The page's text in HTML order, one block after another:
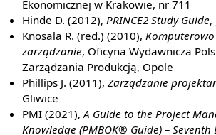
Ekonomicznej w Krakowie, nr 711
Hinde D. (2012), PRINCE2 Study Guide,
Knosala R. (red.) (2010),
zarządzanie, Oficyna Wydawnicza
Zarządzania Produkcją, Opole
Phillips J. (2011),Zarządzanie
Gliwice
PMI (2021),A Guide to the Project
Knowledge (PMBOK® Guide) –